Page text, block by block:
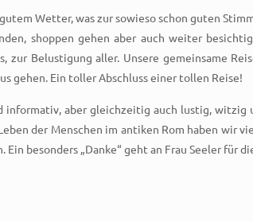
Wetter, was zur sowieso schon guten
shoppen gehen aber auch weiter
zur Belustigung aller. Unsere gemeinsame
gehen. Ein toller Abschluss einer tollen Reise!
aber gleichzeitig auch lustig, witzig
der Menschen im antiken Rom haben wir
besonders „Danke“ geht an Frau Seeler für